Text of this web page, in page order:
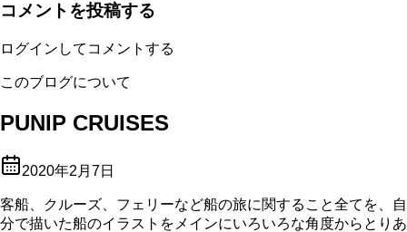
コメントを投稿する
ログインしてコメントする
このブログについて
PUNIP CRUISES
2020年2月7日
客船、クルーズ、フェリーなど船の旅に関すること全てを、自
分で描いた船のイラストをメインにいろいろな角度からとりあ